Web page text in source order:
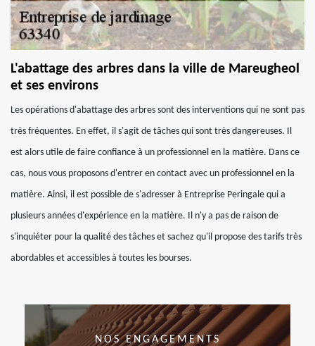
L'abattage des arbres dans la ville de Mareugheol
et ses environs
Les opérations d'abattage des arbres sont des interventions qui ne sont pas
très fréquentes. En effet, il s'agit de tâches qui sont très dangereuses. Il
est alors utile de faire confiance à un professionnel en la matière. Dans ce
cas, nous vous proposons d'entrer en contact avec un professionnel en la
matière. Ainsi, il est possible de s'adresser à Entreprise Peringale qui a
plusieurs années d'expérience en la matière. Il n'y a pas de raison de
s'inquiéter pour la qualité des tâches et sachez qu'il propose des tarifs très
abordables et accessibles à toutes les bourses.
NOS ENGAGEMENTS